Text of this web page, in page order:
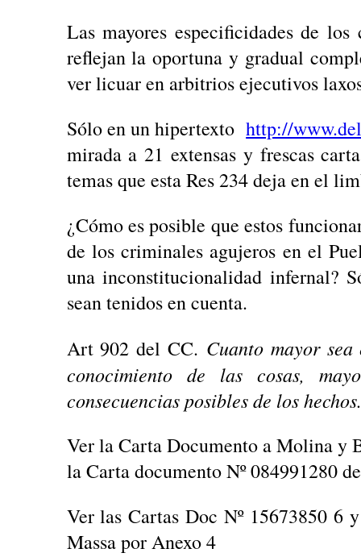
Las mayores especificidades de
reflejan la oportuna y gradual
ver licuar en arbitrios ejecutivos
Sólo en un hipertextohttp://
mirada a 21 extensas y frescas
temas que esta Res 234 deja en el
¿Cómo es posible que estos
de los criminales agujeros en el
una inconstitucionalidad infernal?
sean tenidos en cuenta.
Art 902 del CC. Cuanto mayor
conocimiento de las cosas,
consecuencias posibles de los hechos.
Ver la Carta Documento a Molina y
la Carta documento Nº 084991280
Ver las Cartas Doc Nº 15673850 6
Massa por Anexo 4